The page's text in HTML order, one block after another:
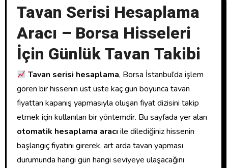
Tavan Serisi Hesaplama
Aracı – Borsa Hisseleri
İçin Günlük Tavan Takibi
Tavan serisi hesaplama, Borsa İstanbul’da işlem
gören bir hissenin üst üste kaç gün boyunca tavan
fiyattan kapanış yapmasıyla oluşan fiyat dizisini takip
etmek için kullanılan bir yöntemdir. Bu sayfada yer alan
otomatik hesaplama aracı ile dilediğiniz hissenin
başlangıç fiyatını girerek, art arda tavan yapması
durumunda hangi gün hangi seviyeye ulaşacağını